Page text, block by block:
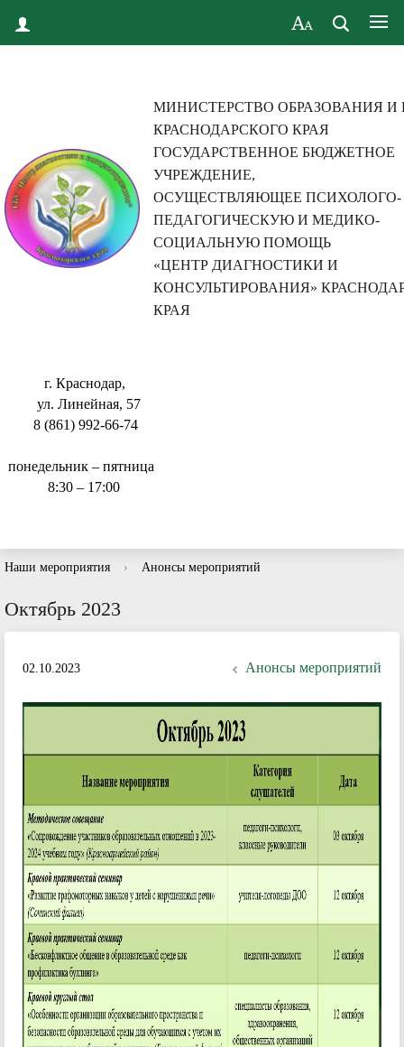
МИНИСТЕРСТВО ОБРАЗОВАНИЯ И
КРАСНОДАРСКОГО КРАЯ
ГОСУДАРСТВЕННОЕ БЮДЖЕТНОЕ
УЧРЕЖДЕНИЕ,
ОСУЩЕСТВЛЯЮЩЕЕ ПСИХОЛОГО-
ПЕДАГОГИЧЕСКУЮ И МЕДИКО-
СОЦИАЛЬНУЮ ПОМОЩЬ
«ЦЕНТР ДИАГНОСТИКИ И
КОНСУЛЬТИРОВАНИЯ»
КРАЯ
г. Краснодар,
ул. Линейная, 57
8 (861) 992-66-74
понедельник – пятница
8:30 – 17:00
Наши мероприятия › Анонсы мероприятий
Октябрь 2023
02.10.2023 Анонсы мероприятий